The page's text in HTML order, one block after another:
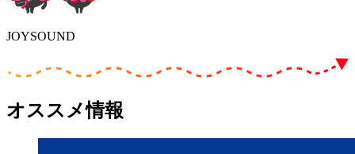
JOYSOUND
オススメ情報